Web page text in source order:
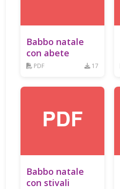
Babbo natale
con abete
PDF 17
Babbo natale
con stivali